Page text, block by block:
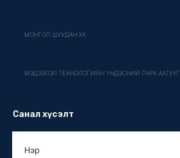
МОНГОЛ ШУУДАН ХК
МЭДЭЭЛЭЛ ТЕХНОЛОГИЙН ҮНДЭСНИЙ ПАРК ААТУҮГ
Санал хүсэлт
Нэр